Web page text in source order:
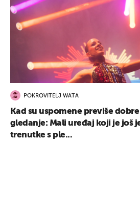
POKROVITELJ WATA
Kad su uspomene previše
gledanje: Mali uređaj koji je još
trenutke s ple...